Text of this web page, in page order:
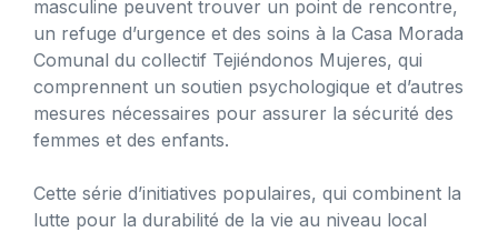
masculine peuvent trouver un point de rencontre,
un refuge d’urgence et des soins à la Casa Morada
Comunal du collectif Tejiéndonos Mujeres, qui
comprennent un soutien psychologique et d’autres
mesures nécessaires pour assurer la sécurité des
femmes et des enfants.
Cette série d’initiatives populaires, qui combinent la
lutte pour la durabilité de la vie au niveau local